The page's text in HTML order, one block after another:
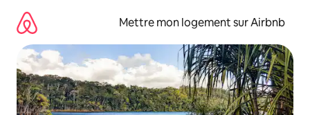
directement
contenu
Mettre mon logement sur Airbnb